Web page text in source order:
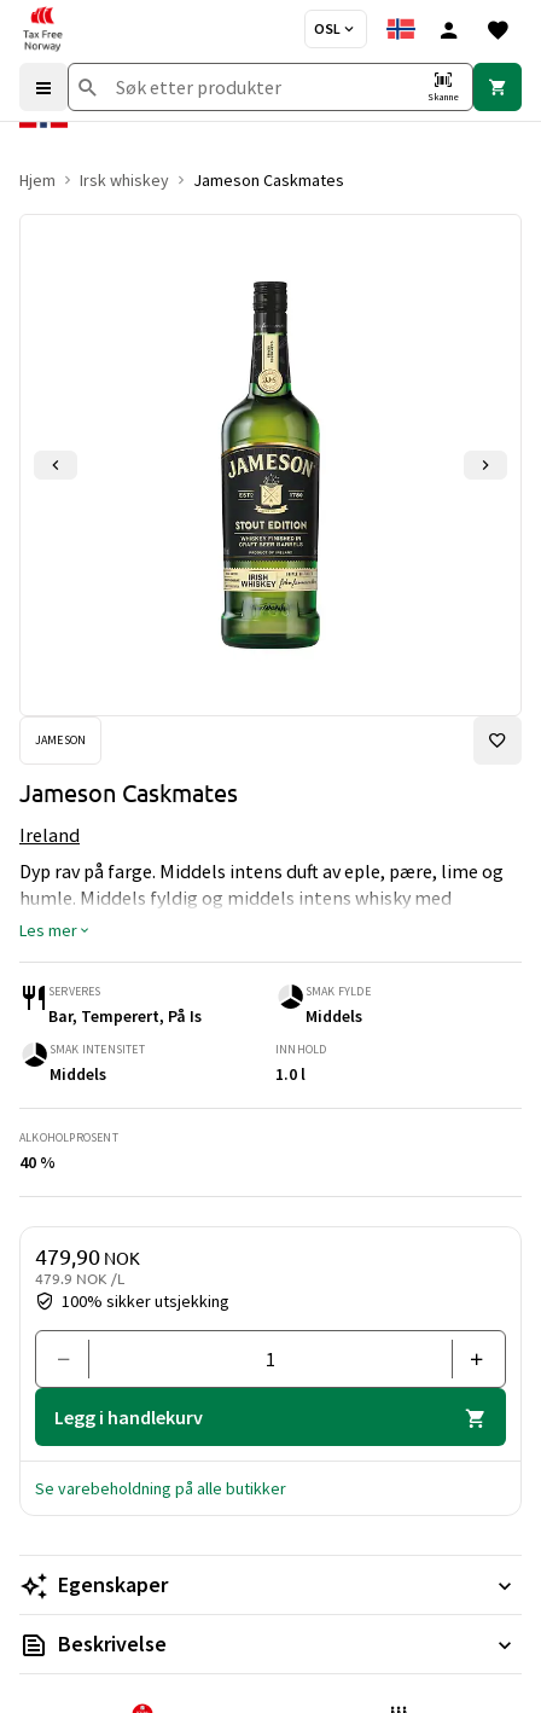
OSL
Skanne
Hjem Irsk whiskey Jameson Caskmates
JAMESON
Jameson Caskmates
Ireland
Dyp rav på farge. Middels intens duft av eple, pære, lime og
humle. Middels fyldig og middels intens whisky med
varmende alkohol og middels lang ettersmak. Serveres bar
Les mer
SERVERES
Bar, Temperert, På Is
SMAK FYLDE
Middels
SMAK INTENSITET
Middels
INNHOLD
1.0 l
ALKOHOLPROSENT
40 %
Pris og mengde
100% sikker utsjekking
479,90 NOK
479.9 NOK /L
Legg i handlekurv
Se varebeholdning på alle butikker
Egenskaper
Beskrivelse